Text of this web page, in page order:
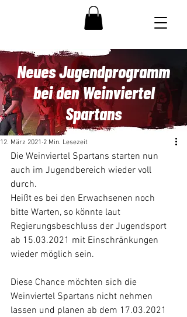
Neues Jugendprogramm
bei den Weinviertel
Spartans
12. März 2021 2 Min. Lesezeit
Die Weinviertel Spartans starten nun
auch im Jugendbereich wieder voll
durch.
Heißt es bei den Erwachsenen noch
bitte Warten, so könnte laut
Regierungsbeschluss der Jugendsport
ab 15.03.2021 mit Einschränkungen
wieder möglich sein.
Diese Chance möchten sich die
Weinviertel Spartans nicht nehmen
lassen und planen ab dem 17.03.2021